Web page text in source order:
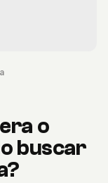
o
buscar